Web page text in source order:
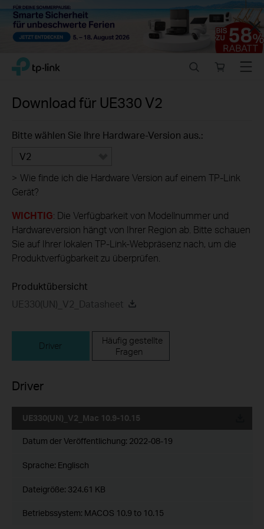
Close
Click
navigation
TP-Link, Reliably Smart
store
Menu
Download für UE330 V2
Bitte wählen Sie Ihre Hardware-Version aus.:
V2
> Wie finde ich die Hardware Version auf einem TP-Link
Gerät?
WICHTIG: Die Verfügbarkeit von Modellnummer und
Hardwareversion hängt von Ihrer Region ab. Bitte schauen
Sie auf Ihrer lokalen TP-Link-Webpräsenz nach, um die
Produktverfügbarkeit zu überprüfen.
Produktübersicht
UE330(UN)_V2_Datasheet
Driver
Häufig gestellte
Fragen
Driver
UE330(UN)_V2_Mac 10.9-10.15
Datum der Veröffentlichung: 2022-08-19
Sprache: Englisch
Dateigröße: 324.61 KB
Betriebssystem: MACOS 10.9 to 10.15